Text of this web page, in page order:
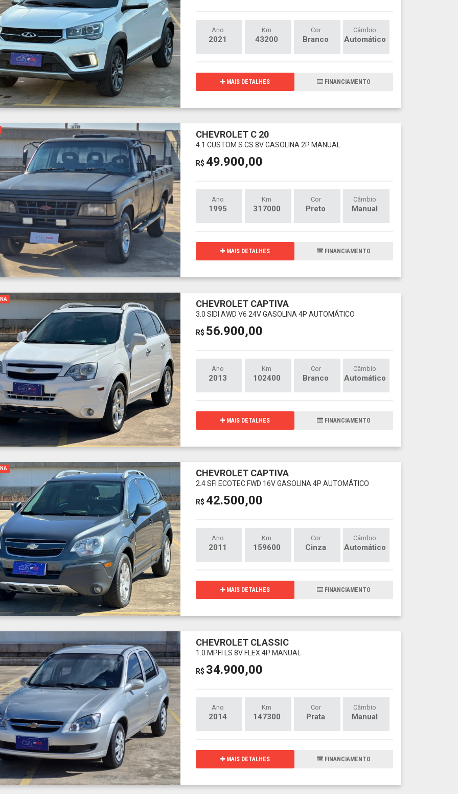
Ano
2021
Km
43200
Cor
Branco
Câmbio
Automático
MAIS DETALHES FINANCIAMENTO
CHEVROLET C 20
4.1 CUSTOM S CS 8V GASOLINA 2P MANUAL
R$ 49.900,00
Ano
1995
Km
317000
Cor
Preto
Câmbio
Manual
MAIS DETALHES FINANCIAMENTO
CHEVROLET CAPTIVA
3.0 SIDI AWD V6 24V GASOLINA 4P AUTOMÁTICO
R$ 56.900,00
Ano
2013
Km
102400
Cor
Branco
Câmbio
Automático
MAIS DETALHES FINANCIAMENTO
CHEVROLET CAPTIVA
2.4 SFI ECOTEC FWD 16V GASOLINA 4P AUTOMÁTICO
R$ 42.500,00
Ano
2011
Km
159600
Cor
Cinza
Câmbio
Automático
MAIS DETALHES FINANCIAMENTO
CHEVROLET CLASSIC
1.0 MPFI LS 8V FLEX 4P MANUAL
R$ 34.900,00
Ano
2014
Km
147300
Cor
Prata
Câmbio
Manual
MAIS DETALHES FINANCIAMENTO